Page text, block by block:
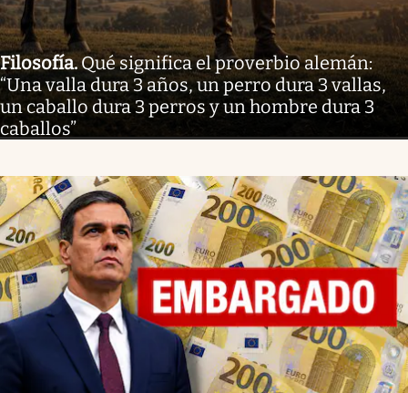
Filosofía.Qué significa el proverbio alemán:
“Una valla dura 3 años, un perro dura 3 vallas,
un caballo dura 3 perros y un hombre dura 3
caballos”